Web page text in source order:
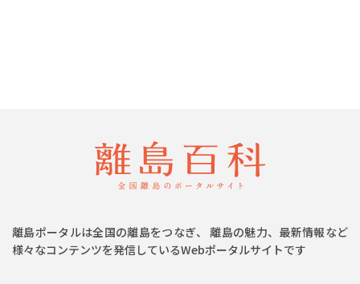
離島ポータルは全国の離島をつなぎ、 離島の魅力、最新情報など
様々なコンテンツを発信しているWebポータルサイトです